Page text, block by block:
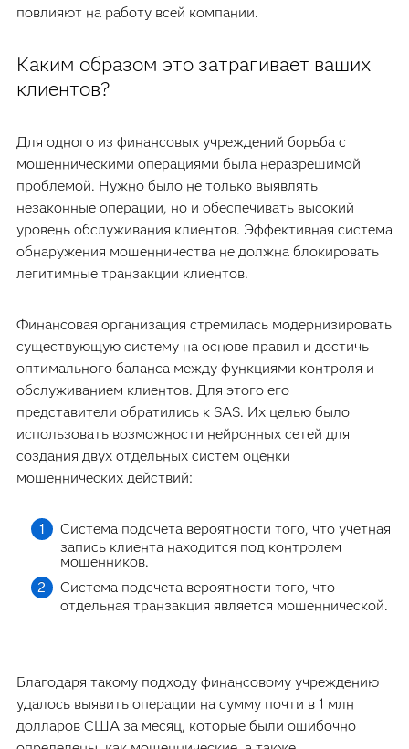
повлияют на работу всей компании.
Каким образом это затрагивает ваших
клиентов?
Для одного из финансовых учреждений борьба с
мошенническими операциями была неразрешимой
проблемой. Нужно было не только выявлять
незаконные операции, но и обеспечивать высокий
уровень обслуживания клиентов. Эффективная система
обнаружения мошенничества не должна блокировать
легитимные транзакции клиентов.
Финансовая организация стремилась модернизировать
существующую систему на основе правил и достичь
оптимального баланса между функциями контроля и
обслуживанием клиентов. Для этого его
представители обратились к SAS. Их целью было
использовать возможности нейронных сетей для
создания двух отдельных систем оценки
мошеннических действий:
Система подсчета вероятности того, что учетная
запись клиента находится под контролем
мошенников.
Система подсчета вероятности того, что
отдельная транзакция является мошеннической.
Благодаря такому подходу финансовому учреждению
удалось выявить операции на сумму почти в 1 млн
долларов США за месяц, которые были ошибочно